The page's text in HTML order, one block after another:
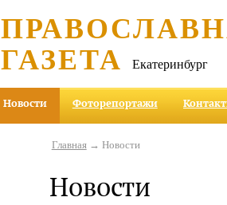
ГАЗЕТА Екатеринбург
Новости Фоторепортажи
Главная→ Новости
Новости